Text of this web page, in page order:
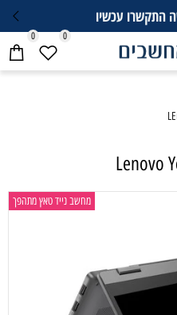
התקשרו עכשיו
0 0
Lenovo
מחשב נייד טאץ מתהפך